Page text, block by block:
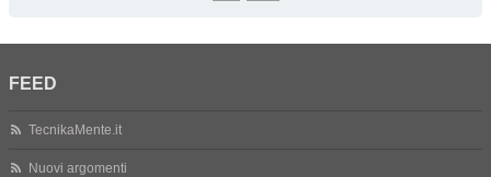
FEED
TecnikaMente.it
Nuovi argomenti